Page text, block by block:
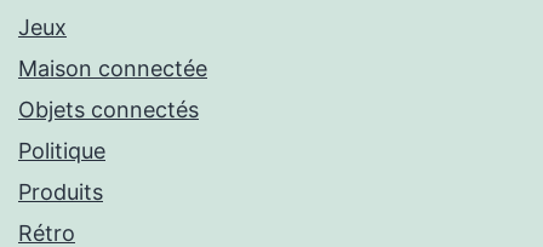
Jeux
Maison connectée
Objets connectés
Politique
Produits
Rétro